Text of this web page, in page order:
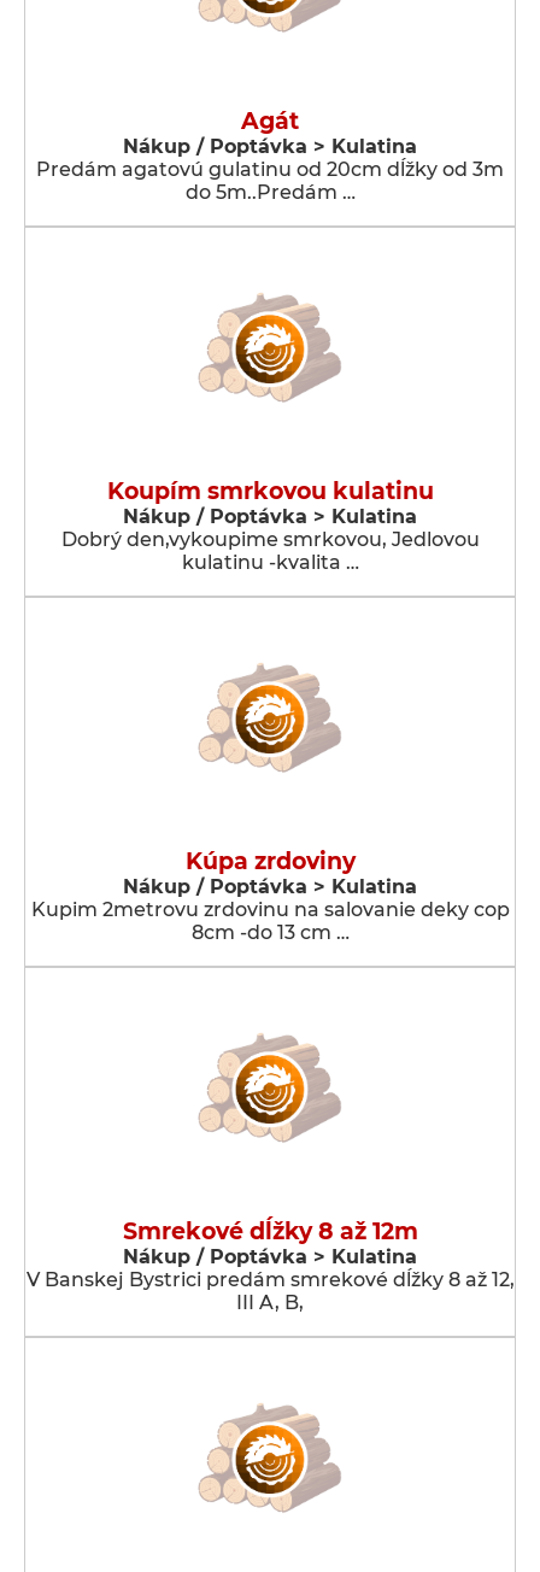
Agát
Nákup / Poptávka > Kulatina
Predám agatovú gulatinu od 20cm dĺžky od 3m
do 5m..Predám …
Koupím smrkovou kulatinu
Nákup / Poptávka > Kulatina
Dobrý den,vykoupime smrkovou, Jedlovou
kulatinu -kvalita …
Kúpa zrdoviny
Nákup / Poptávka > Kulatina
Kupim 2metrovu zrdovinu na salovanie deky cop
8cm -do 13 cm …
Smrekové dĺžky 8 až 12m
Nákup / Poptávka > Kulatina
V Banskej Bystrici predám smrekové dĺžky 8 až 12,
III A, B,